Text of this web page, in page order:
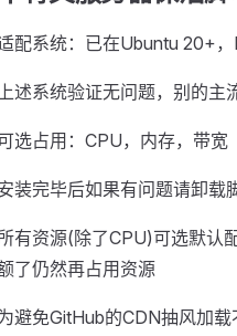
配系统：已在Ubuntu 20+
述系统验证无问题，别的主
选占用：CPU，内存，带宽
装完毕后如果有问题请卸载
有资源(除了CPU)可选默认
了仍然再占用资源
避免GitHub的CDN抽风加